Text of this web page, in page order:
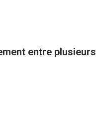
entre plusieurs